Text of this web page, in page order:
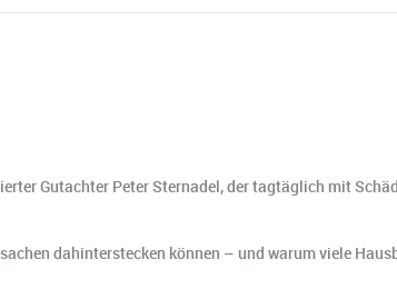
Gutachter Peter Sternadel, der tagtäglich mit
dahinterstecken können – und warum viele